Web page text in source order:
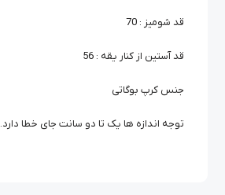
قد شومیز : 70
قد آستین از کنار یقه : 56
جنس کرپ بوگاتی
توجه اندازه ها یک تا دو سانت جای خطا دارد.